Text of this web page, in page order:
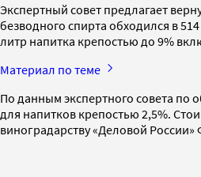
Экспертный совет предлагает
безводного спирта обходился в
литр напитка крепостью до 9%
Материал по теме
По данным экспертного совета по
для напитков крепостью 2,5%.
виноградарству «Деловой России»